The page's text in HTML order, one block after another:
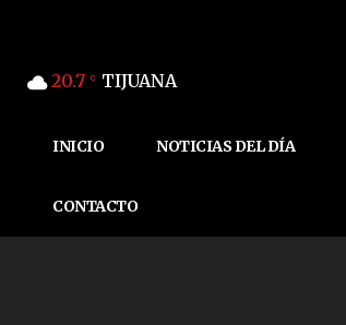
20.7 C TIJUANA
INICIO NOTICIAS DEL DÍA
CONTACTO